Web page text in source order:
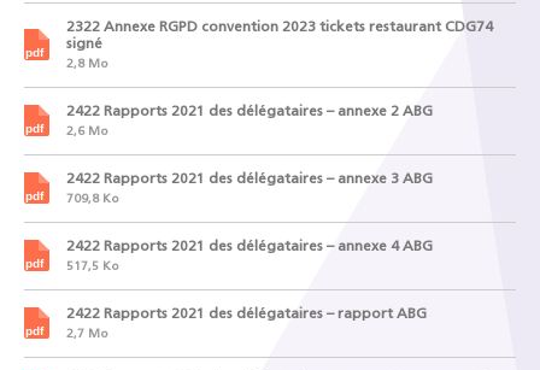
2322 Annexe RGPD convention 2023 tickets restaurant CDG74
signé
2,8 Mo
2422 Rapports 2021 des délégataires – annexe 2 ABG
2,6 Mo
2422 Rapports 2021 des délégataires – annexe 3 ABG
709,8 Ko
2422 Rapports 2021 des délégataires – annexe 4 ABG
517,5 Ko
2422 Rapports 2021 des délégataires – rapport ABG
2,7 Mo